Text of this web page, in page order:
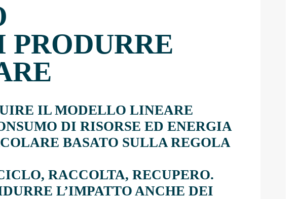
IL MODELLO LINEARE
DI RISORSE ED ENERGIA
BASATO SULLA REGOLA
RACCOLTA, RECUPERO.
L’IMPATTO ANCHE DEI